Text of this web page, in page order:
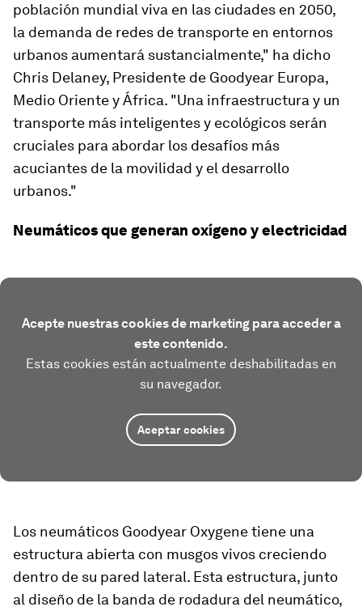
población mundial viva en las ciudades en 2050,
la demanda de redes de transporte en entornos
urbanos aumentará sustancialmente," ha dicho
Chris Delaney, Presidente de Goodyear Europa,
Medio Oriente y África. "Una infraestructura y un
transporte más inteligentes y ecológicos serán
cruciales para abordar los desafíos más
acuciantes de la movilidad y el desarrollo
urbanos."
Neumáticos que generan oxígeno y electricidad
Acepte nuestras cookies de marketing para acceder a
este contenido.
Estas cookies están actualmente deshabilitadas en
su navegador.
Aceptar cookies
Los neumáticos Goodyear Oxygene tiene una
estructura abierta con musgos vivos creciendo
dentro de su pared lateral. Esta estructura, junto
al diseño de la banda de rodadura del neumático,